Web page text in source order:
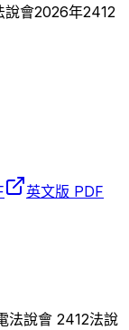
說會2026年2412
英文版 PDF
法說會 2412法說